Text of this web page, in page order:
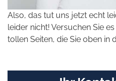
Also, das tut uns jetzt echt
leider nicht! Versuchen Sie
tollen Seiten, die Sie oben in